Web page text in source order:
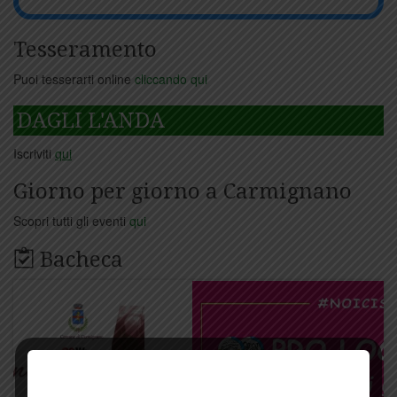
Tesseramento
Puoi tesserarti online cliccando qui
DAGLI L'ANDA
Iscriviti qui
Giorno per giorno a Carmignano
Scopri tutti gli eventi qui
Bacheca